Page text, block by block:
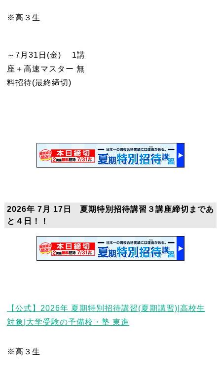
※高３生
～7月31日(金) 1講
座＋高速マスター 無
料招待(最終締切)
2026年 7月 17日 夏期特別招待講習３講座締切まであ
と４日！！
【公式】2026年 夏期特別招待講習(夏期講習)|高校生
対象|大学受験の予備校・塾 東進
※高３生